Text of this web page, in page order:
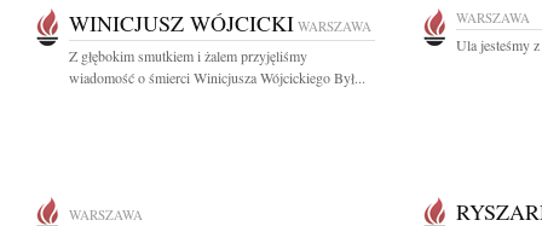
WINICJUSZ WÓJCICKI WARSZAWA
Z głębokim smutkiem i żalem przyjęliśmy
wiadomość o śmierci Winicjusza Wójcickiego Był...
WARSZAWA
Ula jesteśmy
WARSZAWA